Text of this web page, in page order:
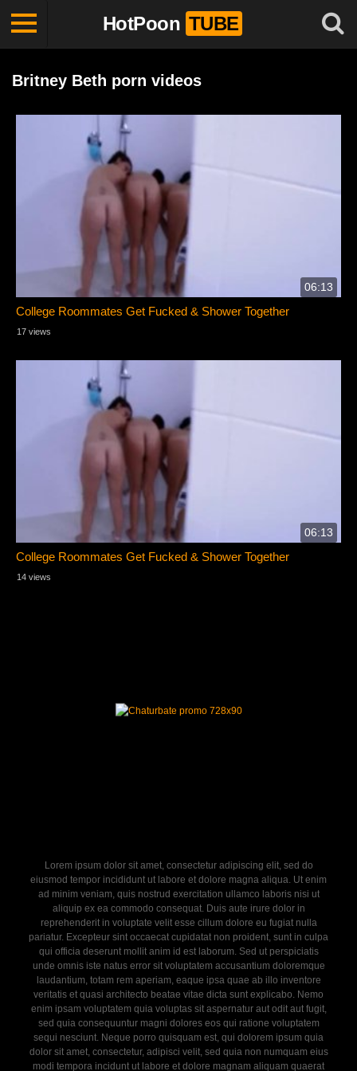
HotPoon TUBE
Britney Beth porn videos
06:13
College Roommates Get Fucked & Shower Together
17 views
06:13
College Roommates Get Fucked & Shower Together
14 views
Lorem ipsum dolor sit amet, consectetur adipiscing elit, sed do
eiusmod tempor incididunt ut labore et dolore magna aliqua. Ut enim
ad minim veniam, quis nostrud exercitation ullamco laboris nisi ut
aliquip ex ea commodo consequat. Duis aute irure dolor in
reprehenderit in voluptate velit esse cillum dolore eu fugiat nulla
pariatur. Excepteur sint occaecat cupidatat non proident, sunt in culpa
qui officia deserunt mollit anim id est laborum. Sed ut perspiciatis
unde omnis iste natus error sit voluptatem accusantium doloremque
laudantium, totam rem aperiam, eaque ipsa quae ab illo inventore
veritatis et quasi architecto beatae vitae dicta sunt explicabo. Nemo
enim ipsam voluptatem quia voluptas sit aspernatur aut odit aut fugit,
sed quia consequuntur magni dolores eos qui ratione voluptatem
sequi nesciunt. Neque porro quisquam est, qui dolorem ipsum quia
dolor sit amet, consectetur, adipisci velit, sed quia non numquam eius
modi tempora incidunt ut labore et dolore magnam aliquam quaerat